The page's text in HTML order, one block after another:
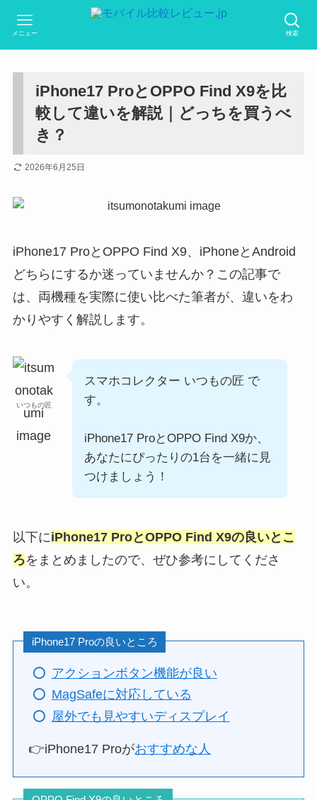
検索
メニュー
iPhone17 ProとOPPO Find X9を比
較して違いを解説｜どっちを買うべ
き？
2026年6月25日
iPhone17 ProとOPPO Find X9、iPhoneとAndroid
どちらにするか迷っていませんか？この記事で
は、両機種を実際に使い比べた筆者が、違いをわ
かりやすく解説します。
いつもの匠
スマホコレクター いつもの匠 で
す。
iPhone17 ProとOPPO Find X9か、
あなたにぴったりの1台を一緒に見
つけましょう！
以下にiPhone17 ProとOPPO Find X9の良いとこ
ろをまとめましたので、ぜひ参考にしてくださ
い。
iPhone17 Proの良いところ
アクションボタン機能が良い
MagSafeに対応している
屋外でも見やすいディスプレイ
👉iPhone17 Proがおすすめな人